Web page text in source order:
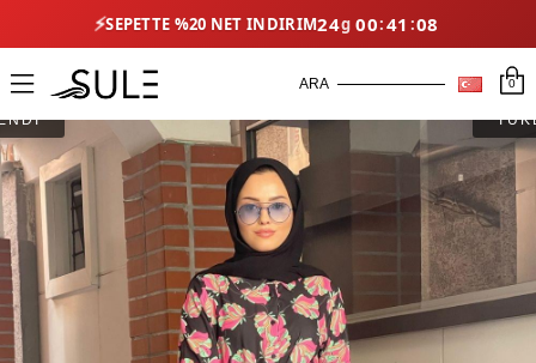
⚡SEPETTE %20 NET İNDIRIM24 00 41 08
0